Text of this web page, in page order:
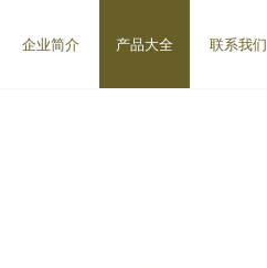
企业简介 产品大全 联系我们